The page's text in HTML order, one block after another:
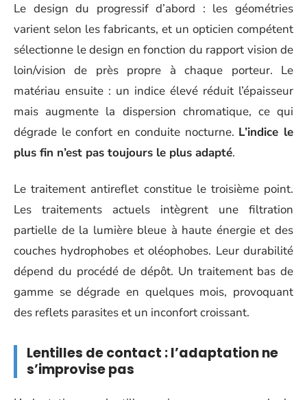
Le design du progressif d’abord : les géométries
varient selon les fabricants, et un opticien compétent
sélectionne le design en fonction du rapport vision de
loin/vision de près propre à chaque porteur. Le
matériau ensuite : un indice élevé réduit l’épaisseur
mais augmente la dispersion chromatique, ce qui
dégrade le confort en conduite nocturne. L’indice le
plus fin n’est pas toujours le plus adapté.
Le traitement antireflet constitue le troisième point.
Les traitements actuels intègrent une filtration
partielle de la lumière bleue à haute énergie et des
couches hydrophobes et oléophobes. Leur durabilité
dépend du procédé de dépôt. Un traitement bas de
gamme se dégrade en quelques mois, provoquant
des reflets parasites et un inconfort croissant.
Lentilles de contact : l’adaptation ne
s’improvise pas